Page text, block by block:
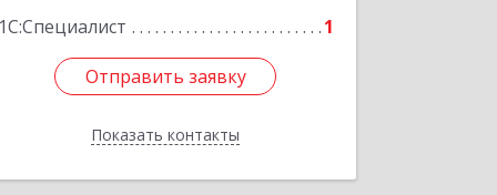
1С:Специалист
1
Отправить заявку
Показать контакты
Отправить заявку
Назад